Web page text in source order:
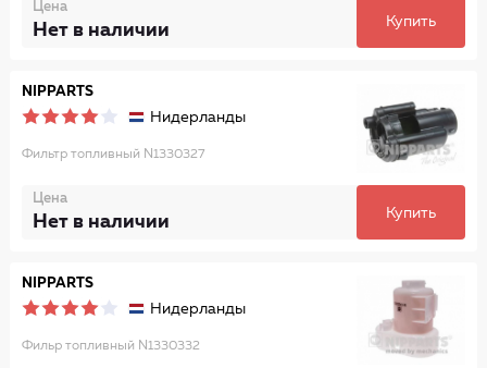
Цена
Нет в наличии Купить
NIPPARTS
Нидерланды
Фильтр топливный N1330327
Цена
Нет в наличии Купить
NIPPARTS
Нидерланды
Фильр топливный N1330332